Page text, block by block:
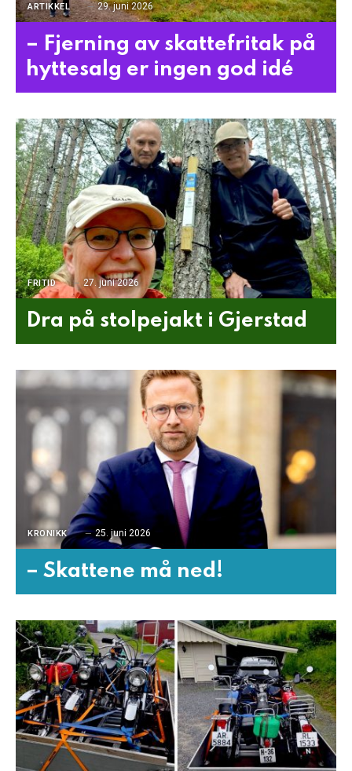
ARTIKKEL 29. juni 2026
– Fjerning av skattefritak på
hyttesalg er ingen god idé
FRITID 27. juni 2026
Dra på stolpejakt i Gjerstad
KRONIKK 25. juni 2026
– Skattene må ned!